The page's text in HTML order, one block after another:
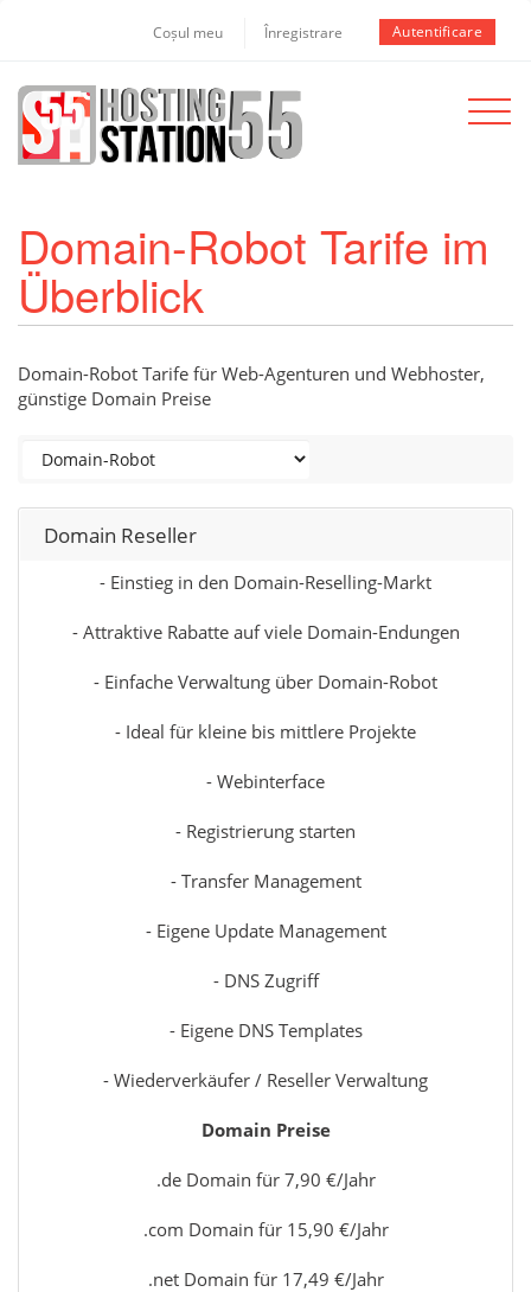
Coșul meu Înregistrare Autentificare
Toggle
Domain-Robot Tarife im
Überblick
Domain-Robot Tarife für Web-Agenturen und Webhoster,
günstige Domain Preise
Domain Reseller
- Einstieg in den Domain-Reselling-Markt
- Attraktive Rabatte auf viele Domain-Endungen
- Einfache Verwaltung über Domain-Robot
- Ideal für kleine bis mittlere Projekte
- Webinterface
- Registrierung starten
- Transfer Management
- Eigene Update Management
- DNS Zugriff
- Eigene DNS Templates
- Wiederverkäufer / Reseller Verwaltung
Domain Preise
.de Domain für 7,90 €/Jahr
.com Domain für 15,90 €/Jahr
.net Domain für 17,49 €/Jahr